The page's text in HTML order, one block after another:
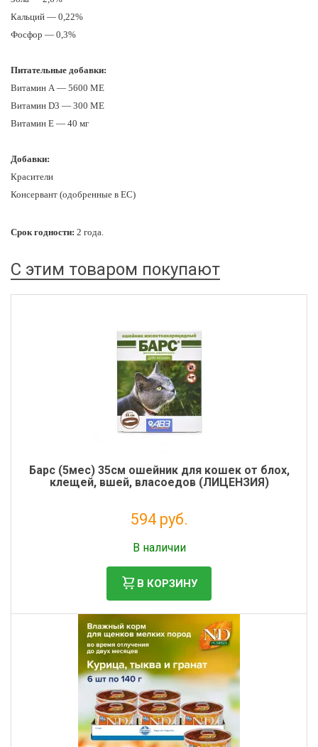
Кальций — 0,22%
Фосфор — 0,3%
Питательные добавки:
Витамин А — 5600 МЕ
Витамин D3 — 300 МЕ
Витамин E — 40 мг
Добавки:
Красители
Консервант (одобренные в ЕС)
Срок годности: 2 года.
С этим товаром покупают
Барс (5мес) 35см ошейник для кошек от блох,
клещей, вшей, власоедов (ЛИЦЕНЗИЯ)
594 руб.
В наличии
В КОРЗИНУ